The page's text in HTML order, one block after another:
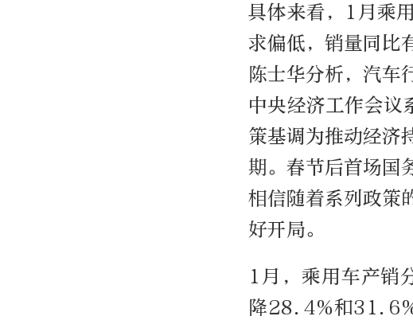
具体来看，1月乘
求偏低，销量同比
陈士华分析，汽车
中央经济工作会
策基调为推动经济
期。春节后首场国
相信随着系列政策
好开局。
1月，乘用车产
降28.4%和